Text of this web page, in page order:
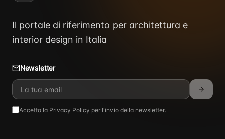
Il portale di riferimento per architettura e
interior design in Italia
Newsletter
Accetto la Privacy Policy per l'invio della newsletter.